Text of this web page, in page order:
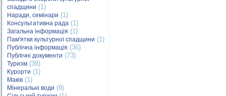
спадщини (1)
Наради, семінари (1)
Консультативна рада (1)
Загальна інформація (1)
Пам'ятки культурної спадщини (1)
Публічна інформація (36)
Публічні документи (73)
Туризм (38)
Курорти (1)
Маків (1)
Мінеральні води (9)